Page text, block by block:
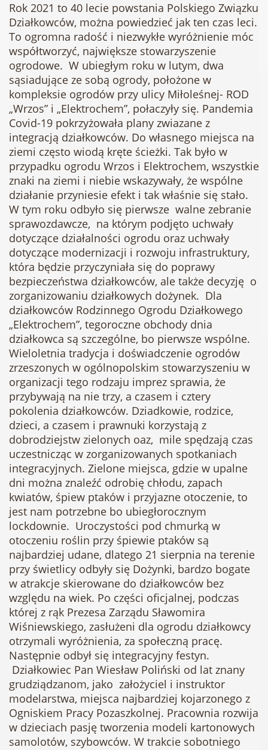
Rok 2021 to 40 lecie powstania Polskiego Związku
Działkowców, można powiedzieć jak ten czas leci.
To ogromna radość i niezwykłe wyróżnienie móc
współtworzyć, największe stowarzyszenie
ogrodowe. W ubiegłym roku w lutym, dwa
sąsiadujące ze sobą ogrody, położone w
kompleksie ogrodów przy ulicy Miłoleśnej- ROD
„Wrzos” i „Elektrochem”, połaczyły się. Pandemia
Covid-19 pokrzyżowała plany zwiazane z
integracją działkowców. Do własnego miejsca na
ziemi często wiodą kręte ścieżki. Tak było w
przypadku ogrodu Wrzos i Elektrochem, wszystkie
znaki na ziemi i niebie wskazywały, że wspólne
działanie przyniesie efekt i tak właśnie się stało.
W tym roku odbyło się pierwsze walne zebranie
sprawozdawcze, na którym podjęto uchwały
dotyczące działalności ogrodu oraz uchwały
dotyczące modernizacji i rozwoju infrastruktury,
która będzie przyczyniała się do poprawy
bezpieczeństwa działkowców, ale także decyzję o
zorganizowaniu działkowych dożynek. Dla
działkowców Rodzinnego Ogrodu Działkowego
„Elektrochem”, tegoroczne obchody dnia
działkowca są szczególne, bo pierwsze wspólne.
Wieloletnia tradycja i doświadczenie ogrodów
zrzeszonych w ogólnopolskim stowarzyszeniu w
organizacji tego rodzaju imprez sprawia, że
przybywają na nie trzy, a czasem i cztery
pokolenia działkowców. Dziadkowie, rodzice,
dzieci, a czasem i prawnuki korzystają z
dobrodziejstw zielonych oaz, mile spędzają czas
uczestnicząc w zorganizowanych spotkaniach
integracyjnych. Zielone miejsca, gdzie w upalne
dni można znaleźć odrobię chłodu, zapach
kwiatów, śpiew ptaków i przyjazne otoczenie, to
jest nam potrzebne bo ubiegłorocznym
lockdownie. Uroczystości pod chmurką w
otoczeniu roślin przy śpiewie ptaków są
najbardziej udane, dlatego 21 sierpnia na terenie
przy świetlicy odbyły się Dożynki, bardzo bogate
w atrakcje skierowane do działkowców bez
względu na wiek. Po części oficjalnej, podczas
której z rąk Prezesa Zarządu Sławomira
Wiśniewskiego, zasłużeni dla ogrodu działkowcy
otrzymali wyróżnienia, za społeczną pracę.
Następnie odbył się integracyjny festyn.
Działkowiec Pan Wiesław Poliński od lat znany
grudziądzanom, jako założyciel i instruktor
modelarstwa, miejsca najbardziej kojarzonego z
Ogniskiem Pracy Pozaszkolnej. Pracownia rozwija
w dzieciach pasję tworzenia modeli kartonowych
samolotów, szybowców. W trakcie sobotniego